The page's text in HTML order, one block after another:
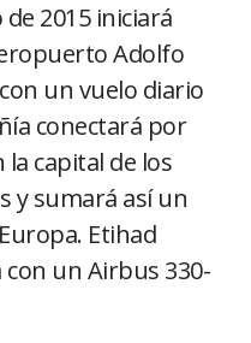
2015 iniciará
Adolfo
un vuelo diario
conectará por
capital de los
y sumará así un
Etihad
un Airbus 330-